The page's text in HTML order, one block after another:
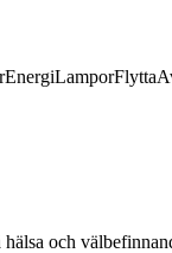
EnergiLamporFlytta
och